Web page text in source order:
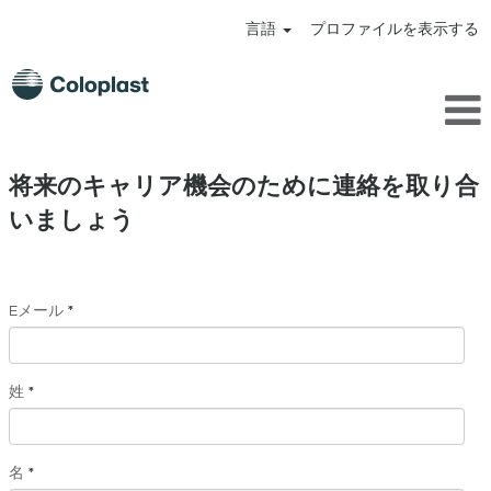
言語 プロファイルを表示する
将来のキャリア機会のために連絡を取り合
いましょう
Eメール *
姓 *
名 *